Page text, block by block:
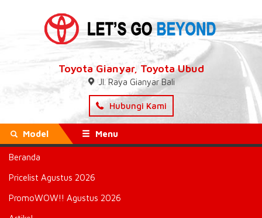
Toyota Gianyar, Toyota Ubud
Jl. Raya Gianyar Bali
Hubungi Kami
Model Menu
Beranda
Pricelist Agustus 2026
PromoWOW!! Agustus 2026
Beranda